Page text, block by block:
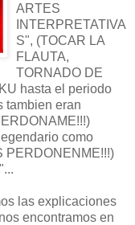
ARTES
INTERPRETATIVA
S", (TOCAR LA
FLAUTA,
TORNADO DE
hasta el periodo
tambien eran
como
PERDONENME!!!)
las explicaciones
encontramos en